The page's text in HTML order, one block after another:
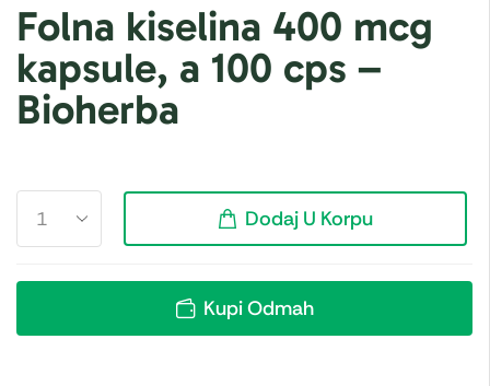
Folna kiselina 400 mcg
kapsule, a 100 cps –
Bioherba
Dodaj U Korpu
Kupi Odmah